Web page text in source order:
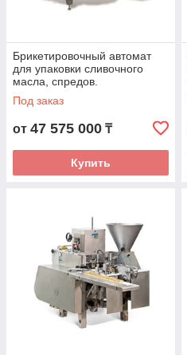
Брикетировочный автомат
для упаковки сливочного
масла, спредов.
Под заказ
от 47 575 000 ₸
Купить